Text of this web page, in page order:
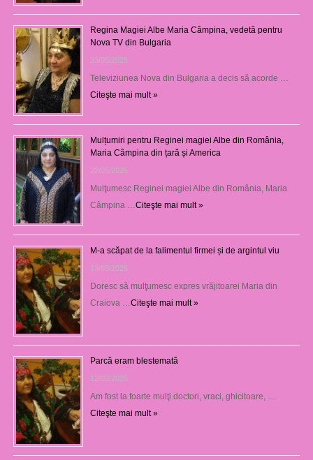
Regina Magiei Albe Maria Câmpina, vedetă pentru
Nova TV din Bulgaria
23/05/2025
Televiziunea Nova din Bulgaria a decis să acorde …
Citeşte mai mult »
Mulțumiri pentru Reginei magiei Albe din România,
Maria Câmpina din țară și America
22/05/2025
Mulţumesc Reginei magiei Albe din România, Maria
Câmpina … Citeşte mai mult »
M-a scăpat de la falimentul firmei și de argintul viu
13/03/2025
Doresc să mulţumesc expres vrăjitoarei Maria din
Craiova … Citeşte mai mult »
Parcă eram blestemată
12/03/2025
Am fost la foarte mulţi doctori, vraci, ghicitoare, …
Citeşte mai mult »